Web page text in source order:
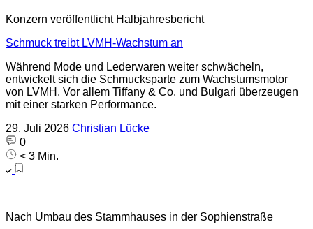
Konzern veröffentlicht Halbjahresbericht
Schmuck treibt LVMH-Wachstum an
Während Mode und Lederwaren weiter schwächeln,
entwickelt sich die Schmucksparte zum Wachstumsmotor
von LVMH. Vor allem Tiffany & Co. und Bulgari überzeugen
mit einer starken Performance.
29. Juli 2026 Christian Lücke
0
< 3 Min.
Nach Umbau des Stammhauses in der Sophienstraße